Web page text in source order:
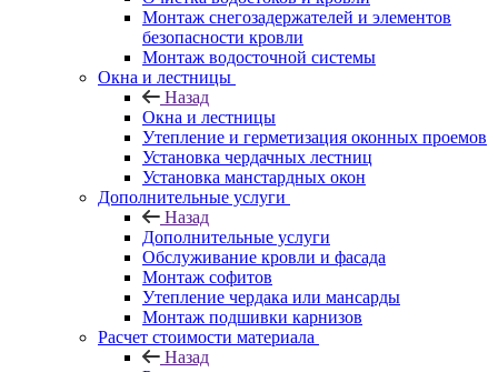
Монтаж снегозадержателей и элементов
безопасности кровли
Монтаж водосточной системы
Окна и лестницы
Назад
Окна и лестницы
Утепление и герметизация оконных проемов
Установка чердачных лестниц
Установка манстардных окон
Дополнительные услуги
Назад
Дополнительные услуги
Обслуживание кровли и фасада
Монтаж софитов
Утепление чердака или мансарды
Монтаж подшивки карнизов
Расчет стоимости материала
Назад